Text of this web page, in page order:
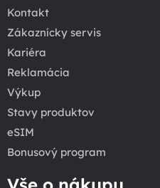
Kontakt
Zákaznícky servis
Kariéra
Reklamácia
Výkup
Stavy produktov
eSIM
Bonusový program